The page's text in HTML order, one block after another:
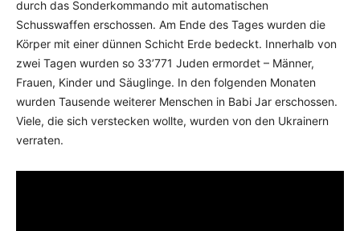
durch das Sonderkommando mit automatischen
Schusswaffen erschossen. Am Ende des Tages wurden die
Körper mit einer dünnen Schicht Erde bedeckt. Innerhalb von
zwei Tagen wurden so 33’771 Juden ermordet – Männer,
Frauen, Kinder und Säuglinge. In den folgenden Monaten
wurden Tausende weiterer Menschen in Babi Jar erschossen.
Viele, die sich verstecken wollte, wurden von den Ukrainern
verraten.